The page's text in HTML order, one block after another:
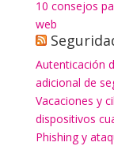
10 consejos
web
Autenticación
adicional de
Vacaciones y
dispositivos
Phishing y